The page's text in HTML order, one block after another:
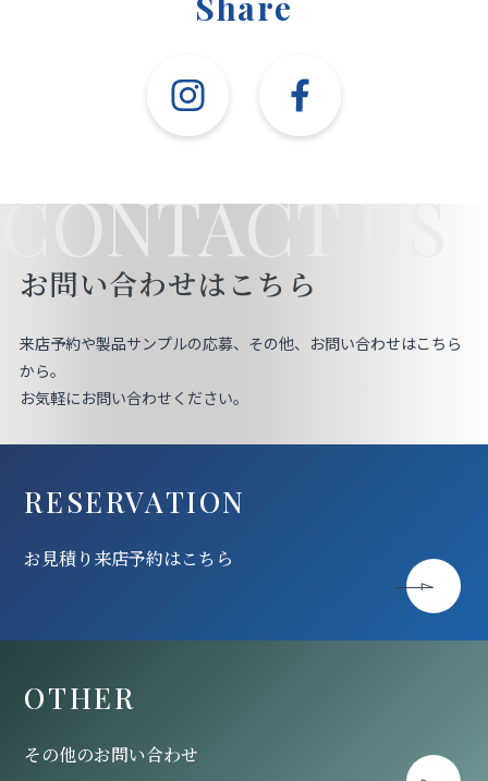
CONTACT US
お問い合わせはこちら
来店予約や製品サンプルの応募、その他、お問い合わせはこちら
から。
お気軽にお問い合わせください。
RESERVATION
お見積り来店予約はこちら
OTHER
その他のお問い合わせ